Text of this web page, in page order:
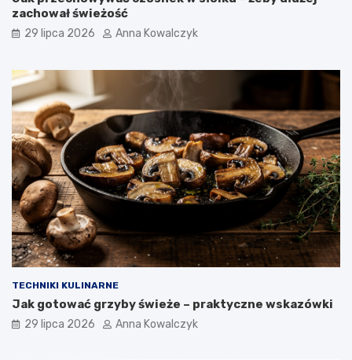
zachował świeżość
29 lipca 2026 Anna Kowalczyk
TECHNIKI KULINARNE
Jak gotować grzyby świeże – praktyczne wskazówki
29 lipca 2026 Anna Kowalczyk